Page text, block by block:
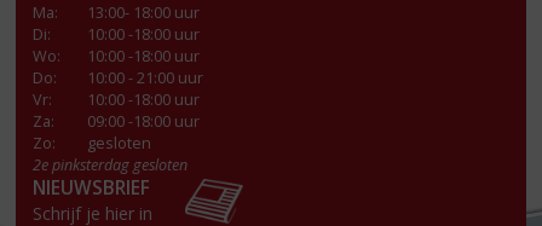
Ma:
13:00- 18:00 uur
Di:
10:00 -18:00 uur
Wo:
10:00 -18:00 uur
Do:
10:00 - 21:00 uur
Vr:
10:00 -18:00 uur
Za:
09:00 -18:00 uur
Zo:
gesloten
2e pinksterdag gesloten
NIEUWSBRIEF
Schrijf je hier in